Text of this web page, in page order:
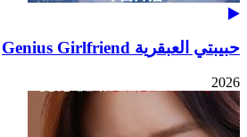
حبيبتي العبقرية Genius Girlfriend
2026